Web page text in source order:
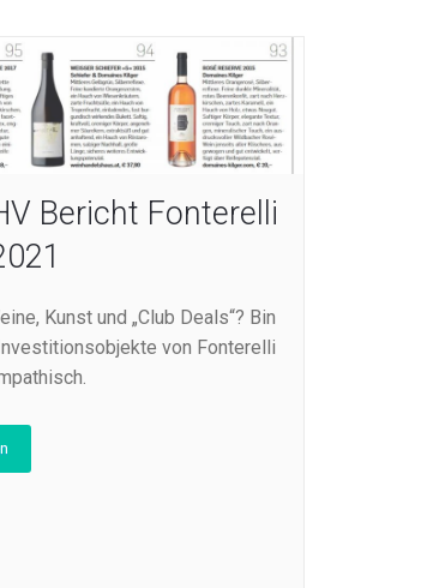
Bericht Fonterelli
Kunst und „Club Deals“? Bin
von Fonterelli